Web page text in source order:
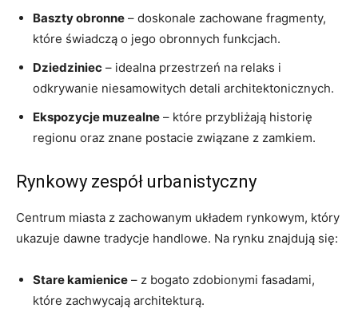
Baszty obronne – doskonale zachowane fragmenty,
które świadczą o jego obronnych funkcjach.
Dziedziniec – idealna przestrzeń na relaks i
odkrywanie niesamowitych detali architektonicznych.
Ekspozycje muzealne – które przybliżają historię
regionu oraz znane postacie związane z zamkiem.
Rynkowy zespół urbanistyczny
Centrum miasta z zachowanym układem rynkowym, który
ukazuje dawne tradycje handlowe. Na rynku znajdują się:
Stare kamienice – z bogato zdobionymi fasadami,
które zachwycają architekturą.